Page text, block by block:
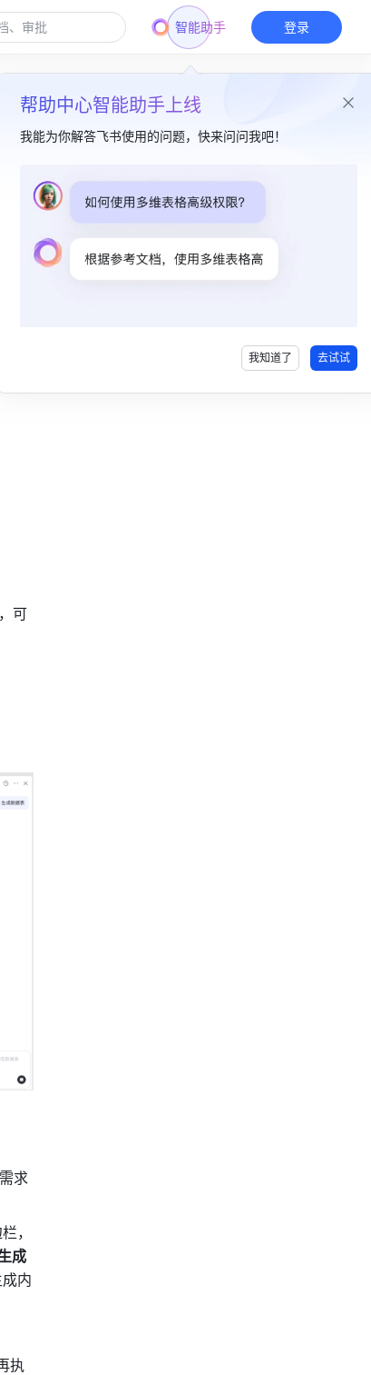
智能助手
帮助中心智能助手上线
我能为你解答飞书使用的问题，快来问问我吧！
我知道了 去试试
登录
可
求
，
成
内
执
本篇目录
二、操作流程​